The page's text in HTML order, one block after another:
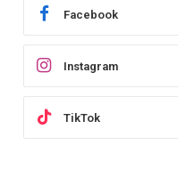
Facebook
Instagram
TikTok